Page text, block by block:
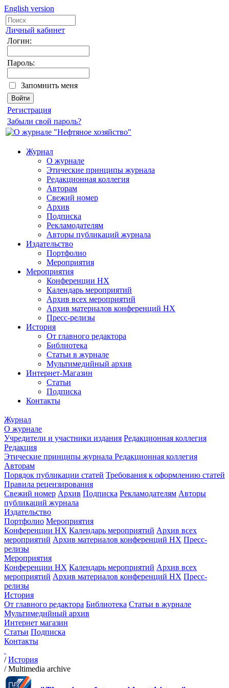
English version
Личный кабинет
Логин:
Пароль:
Запомнить меня
Регистрация
Забыли свой пароль?
Журнал
О журнале
Этические принципы журнала
Редакционная коллегия
Авторам
Свежий номер
Архив
Подписка
Рекламодателям
Авторы публикаций журнала
Издательство
Портфолио
Мероприятия
Мероприятия
Конференции НХ
Календарь мероприятий
Архив всех мероприятий
Архив материалов конференций НХ
Пресс-релизы
История
От главного редактора
Библиотека
Статьи в журнале
Мультимедийный архив
Интернет-Магазин
Статьи
Подписка
Контакты
Журнал
О журнале
Учредители и участники издания Редакционная коллегия
Редакция
Этические принципы журнала Редакционная коллегия
Авторам
Порядок публикации статей Требования к оформлению статей
Правила рецензирования
Свежий номер Архив Подписка Рекламодателям Авторы
публикаций журнала
Издательство
Портфолио Мероприятия
Конференции НХ Календарь мероприятий Архив всех
мероприятий Архив материалов конференций НХ Пресс-
релизы
Мероприятия
Конференции НХ Календарь мероприятий Архив всех
мероприятий Архив материалов конференций НХ Пресс-
релизы
История
От главного редактора Библиотека Статьи в журнале
Мультимедийный архив
Интернет магазин
Статьи Подписка
Контакты
/История
/Multimedia archive